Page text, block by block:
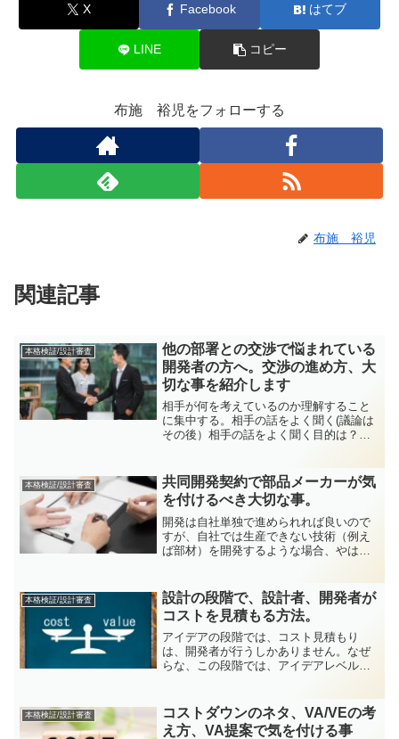
X Facebook はてブ
LINE コピー
布施 裕児をフォローする
布施 裕児
関連記事
本格検証/設計審査
他の部署との交渉で悩まれている
開発者の方へ。交渉の進め方、大
切な事を紹介します
相手が何を考えているのか理解すること
に集中する。相手の話をよく聞く(議論は
その後）相手の話をよく聞く目的は？交
の考えの合意点、相違点を明確にす
る。 相手の話を聞くのは簡...
本格検証/設計審査
共同開発契約で部品メーカーが気
を付けるべき大切な事。
開発は自社単独で進められれば良いので
すが、自社では生産できない技術（例え
ば部材）を開発するような場合、やは
カーと共同で部材の開発を行い、その帰
属を共有とした場合、じつは...
本格検証/設計審査
設計の段階で、設計者、開発者が
コストを見積もる方法。
アイデアの段階では、コスト見積もり
は、開発者が行うしかありません。なぜ
らな、この段階では、アイデアレベルな
考えるべき開発者がコスト見積もりも行
う必要が有ります。開発者が...
本格検証/設計審査
コストダウンのネタ、VA/VEの考
え方、VA提案で気を付ける事